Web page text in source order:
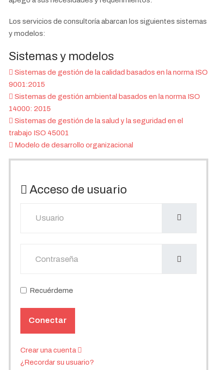
Los servicios de consultoría abarcan los siguientes sistemas
y modelos:
Sistemas y modelos
Sistemas de gestión de la calidad basados en la norma ISO
9001:2015
Sistemas de gestión ambiental basados en la norma ISO
14000: 2015
Sistemas de gestión de la salud y la seguridad en el
trabajo ISO 45001
Modelo de desarrollo organizacional
Acceso de usuario
Recuérdeme
Conectar
Crear una cuenta
¿Recordar su usuario?